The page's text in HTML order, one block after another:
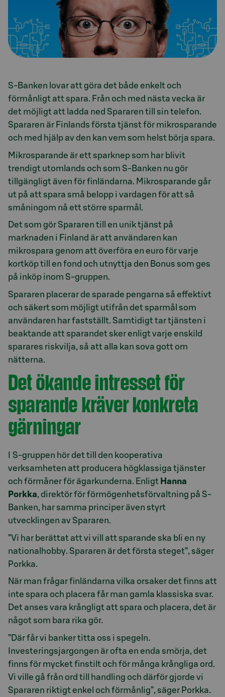
S-Banken lovar att göra det både enkelt och
förmånligt att spara. Från och med nästa vecka är
det möjligt att ladda ned Spararen till sin telefon.
Spararen är Finlands första tjänst för mikrosparande
och med hjälp av den kan vem som helst börja spara.
Mikrosparande är ett sparknep som har blivit
trendigt utomlands och som S-Banken nu gör
tillgängligt även för finländarna. Mikrosparande går
ut på att spara små belopp i vardagen för att så
småningom nå ett större sparmål.
Det som gör Spararen till en unik tjänst på
marknaden i Finland är att användaren kan
mikrospara genom att överföra en euro för varje
kortköp till en fond och utnyttja den Bonus som ges
på inköp inom S-gruppen.
Spararen placerar de sparade pengarna så effektivt
och säkert som möjligt utifrån det sparmål som
användaren har fastställt. Samtidigt tar tjänsten i
beaktande att sparandet sker enligt varje enskild
sparares riskvilja, så att alla kan sova gott om
nätterna.
Det ökande intresset för
sparande kräver konkreta
gärningar
I S-gruppen hör det till den kooperativa
verksamheten att producera högklassiga tjänster
och förmåner för ägarkunderna. Enligt Hanna
Porkka, direktör för förmögenhetsförvaltning på S-
Banken, har samma principer även styrt
utvecklingen av Spararen.
”Vi har berättat att vi vill att sparande ska bli en ny
nationalhobby. Spararen är det första steget”, säger
Porkka.
När man frågar finländarna vilka orsaker det finns att
inte spara och placera får man gamla klassiska svar.
Det anses vara krångligt att spara och placera, det är
något som bara rika gör.
”Där får vi banker titta oss i spegeln.
Investeringsjargongen är ofta en enda smörja, det
finns för mycket finstilt och för många krångliga ord.
Vi ville gå från ord till handling och därför gjorde vi
Spararen riktigt enkel och förmånlig”, säger Porkka.